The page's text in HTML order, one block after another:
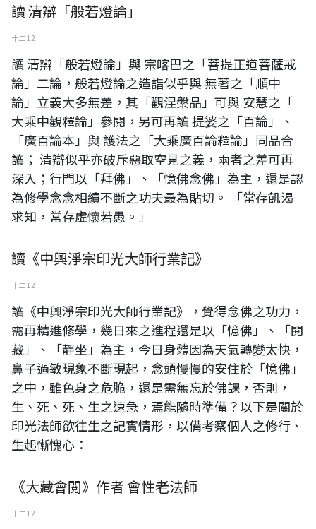
讀 清辯「般若燈論」
十二 12
讀 清辯「般若燈論」與 宗喀巴之「菩提正道菩薩戒
論」二論，般若燈論之造詣似乎與 無著之「順中
論」立義大多無差，其「觀涅槃品」可與 安慧之「
大乘中觀釋論」參閱，另可再讀 提婆之「百論」、
「廣百論本」與 護法之「大乘廣百論釋論」同品合
讀； 清辯似乎亦破斥惡取空見之義，兩者之差可再
深入；行門以「拜佛」、「憶佛念佛」為主，還是認
為修學念念相續不斷之功夫最為貼切。 「常存飢渴
求知，常存虛懷若愚。」
讀《中興淨宗印光大師行業記》
十二 12
讀《中興淨宗印光大師行業記》，覺得念佛之功力，
需再精進修學，幾日來之進程還是以「憶佛」、「閱
藏」、「靜坐」為主，今日身體因為天氣轉變太快，
鼻子過敏現象不斷現起，念頭慢慢的安住於「憶佛」
之中，雖色身之危脆，還是需無忘於佛課，否則，
生、死、死、生之速急，焉能隨時準備？以下是關於
印光法師欲往生之記實情形，以備考察個人之修行、
生起慚愧心：
《大藏會閱》作者 會性老法師
十二 12